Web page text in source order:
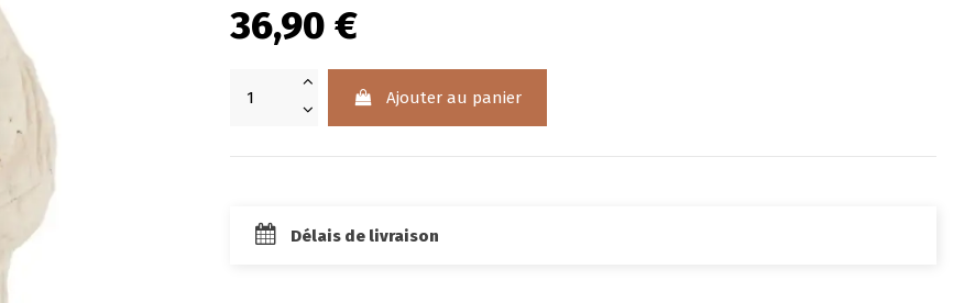
36,90 €
Ajouter au panier
Délais de livraison